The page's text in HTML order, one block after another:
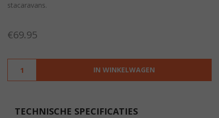
stacaravans.
€69.95
IN WINKELWAGEN
TECHNISCHE SPECIFICATIES